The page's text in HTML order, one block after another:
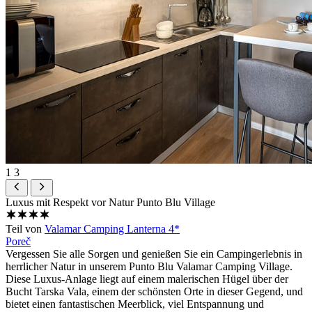
1 3
Luxus mit Respekt vor Natur Punto Blu Village
Teil von Valamar Camping Lanterna 4*
Poreč
Vergessen Sie alle Sorgen und genießen Sie ein Campingerlebnis in
herrlicher Natur in unserem Punto Blu Valamar Camping Village.
Diese Luxus-Anlage liegt auf einem malerischen Hügel über der
Bucht Tarska Vala, einem der schönsten Orte in dieser Gegend, und
bietet einen fantastischen Meerblick, viel Entspannung und